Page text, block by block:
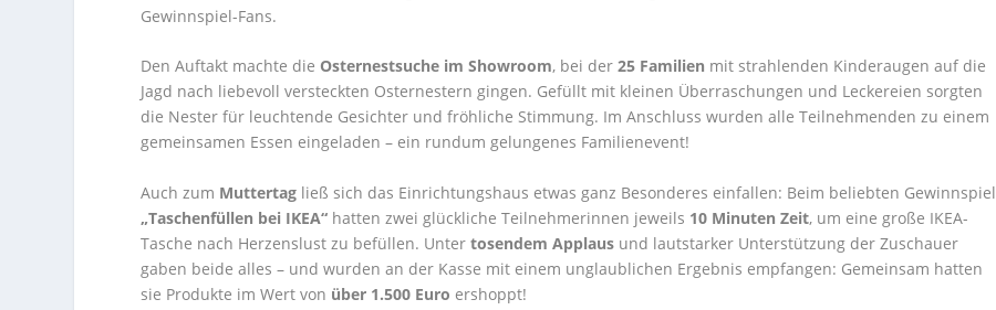
Gewinnspiel-Fans.
Den Auftakt machte die Osternestsuche im Showroom, bei der25 Familien mit strahlenden Kinderaugen auf die
Jagd nach liebevoll versteckten Osternestern gingen. Gefüllt mit kleinen Überraschungen und Leckereien sorgten
die Nester für leuchtende Gesichter und fröhliche Stimmung. Im Anschluss wurden alle Teilnehmenden zu einem
gemeinsamen Essen eingeladen – ein rundum gelungenes Familienevent!
Auch zum Muttertag ließ sich das Einrichtungshaus etwas ganz Besonderes einfallen: Beim beliebten Gewinnspiel
„Taschenfüllen bei IKEA“ hatten zwei glückliche Teilnehmerinnen jeweils 10 Minuten Zeit, um eine große IKEA-
Tasche nach Herzenslust zu befüllen. Untertosendem Applaus und lautstarker Unterstützung der Zuschauer
gaben beide alles – und wurden an der Kasse mit einem unglaublichen Ergebnis empfangen: Gemeinsam hatten
sie Produkte im Wert von über 1.500 Euro ershoppt!